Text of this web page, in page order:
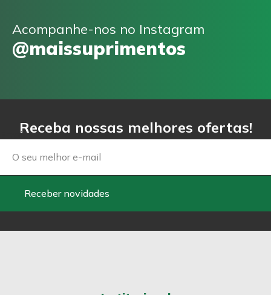
Acompanhe-nos no Instagram
@maissuprimentos
Receba nossas melhores ofertas!
Email
Receber novidades